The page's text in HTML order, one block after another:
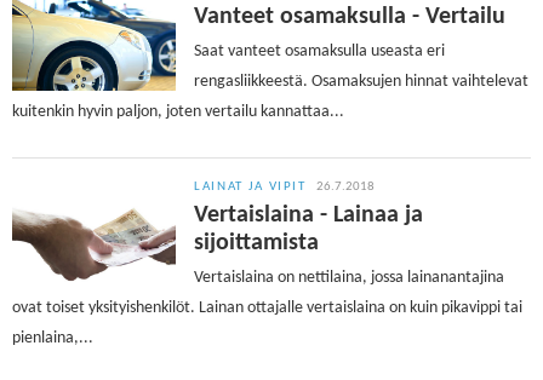
Vanteet osamaksulla - Vertailu
Saat vanteet osamaksulla useasta eri
rengasliikkeestä. Osamaksujen hinnat vaihtelevat
kuitenkin hyvin paljon, joten vertailu kannattaa...
LAINAT JA VIPIT 26.7.2018
Vertaislaina - Lainaa ja
sijoittamista
Vertaislaina on nettilaina, jossa lainanantajina
ovat toiset yksityishenkilöt. Lainan ottajalle vertaislaina on kuin pikavippi tai
pienlaina,...